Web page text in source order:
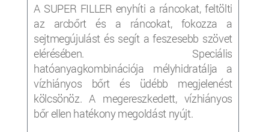
A SUPER FILLER enyhíti a ráncokat, feltölti
az arcbőrt és a ráncokat, fokozza a
sejtmegújulást és segít a feszesebb szövet
elérésében. Speciális
hatóanyagkombinációja mélyhidratálja a
vízhiányos bőrt és üdébb megjelenést
kölcsönöz. A megereszkedett, vízhiányos
bőr ellen hatékony megoldást nyújt.